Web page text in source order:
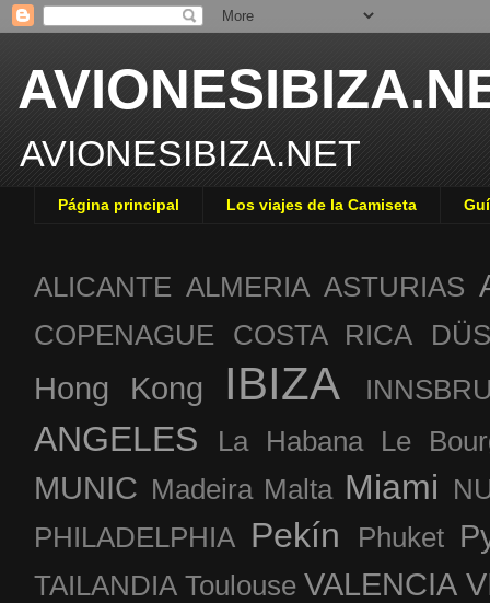
AVIONESIBIZA.NET
Página principal Los viajes de la Camiseta
ALICANTE ALMERIA ASTURIAS
COPENAGUE COSTA RICA
Hong Kong IBIZA
ANGELES La Habana Le
MUNIC Madeira Malta Miami
PHILADELPHIA Pekín Phuket
TAILANDIA Toulouse VALENCIA